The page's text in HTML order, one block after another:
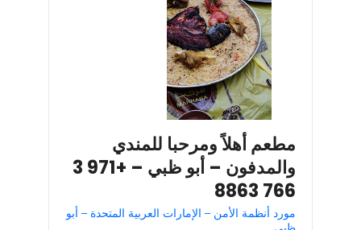
مطعم أهلاً ومرحبا للمندي
والمدفون – أبو ظبي – +971 3
766 8863
مورد أنظمة الأمن – الإمارات العربية المتحدة – أبو